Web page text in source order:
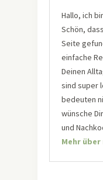
Hallo, ich
Schön,
Seite
einfache
Deinen
sind super
bedeuten
wünsche
und
Mehr